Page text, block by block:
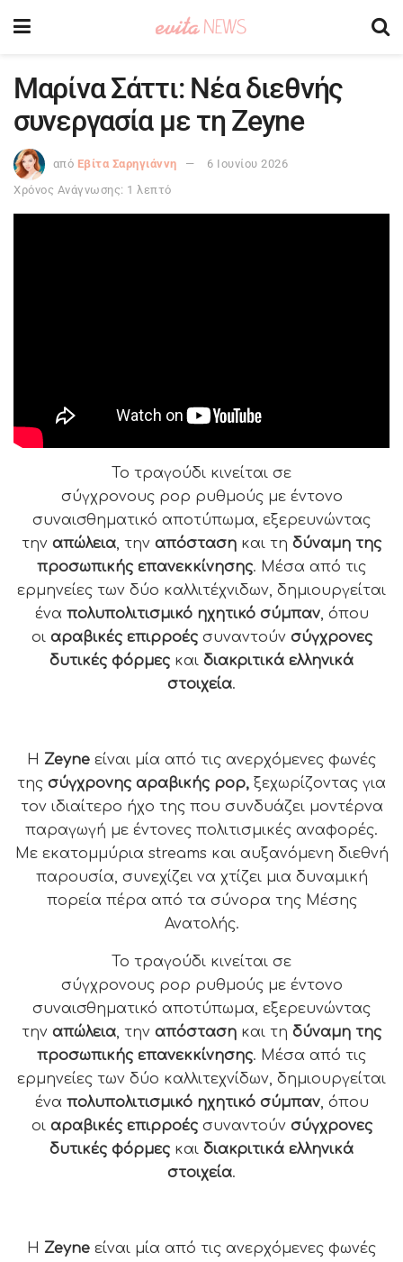
Μαρίνα Σάττι: Νέα διεθνής
συνεργασία με τη Zeyne
από Εβίτα Σαρηγιάννη
6 Ιουνίου 2026
Χρόνος Ανάγνωσης: 1 λεπτό
Το τραγούδι κινείται σε
σύγχρονους pop ρυθμούς με έντονο
συναισθηματικό αποτύπωμα, εξερευνώντας
την απώλεια, την απόσταση και τη δύναμη της
προσωπικής επανεκκίνησης. Μέσα από τις
ερμηνείες των δύο καλλιτέχνιδων, δημιουργείται
ένα πολυπολιτισμικό ηχητικό σύμπαν, όπου
οι αραβικές επιρροές συναντούν σύγχρονες
δυτικές φόρμες και διακριτικά ελληνικά
στοιχεία.
Η Zeyne είναι μία από τις ανερχόμενες φωνές
της σύγχρονης αραβικής pop, ξεχωρίζοντας για
τον ιδιαίτερο ήχο της που συνδυάζει μοντέρνα
παραγωγή με έντονες πολιτισμικές αναφορές.
Με εκατομμύρια streams και αυξανόμενη διεθνή
παρουσία, συνεχίζει να χτίζει μια δυναμική
πορεία πέρα από τα σύνορα της Μέσης
Ανατολής.
Το τραγούδι κινείται σε
σύγχρονους pop ρυθμούς με έντονο
συναισθηματικό αποτύπωμα, εξερευνώντας
την απώλεια, την απόσταση και τη δύναμη της
προσωπικής επανεκκίνησης. Μέσα από τις
ερμηνείες των δύο καλλιτεχνίδων, δημιουργείται
ένα πολυπολιτισμικό ηχητικό σύμπαν, όπου
οι αραβικές επιρροές συναντούν σύγχρονες
δυτικές φόρμες και διακριτικά ελληνικά
στοιχεία.
Η Zeyne είναι μία από τις ανερχόμενες φωνές